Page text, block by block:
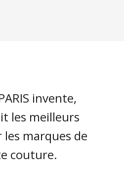
invente,
les meilleurs
marques de
couture.